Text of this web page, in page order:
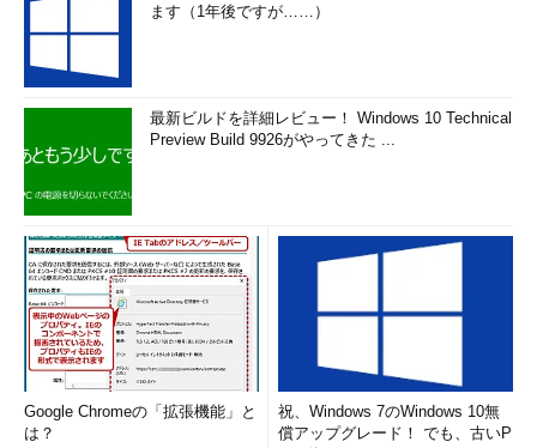
ます（1年後ですが……）
最新ビルドを詳細レビュー！ Windows 10 Technical
Preview Build 9926がやってきた ...
Google Chromeの「拡張機能」と
は？
祝、Windows 7のWindows 10無
償アップグレード！ でも、古いP